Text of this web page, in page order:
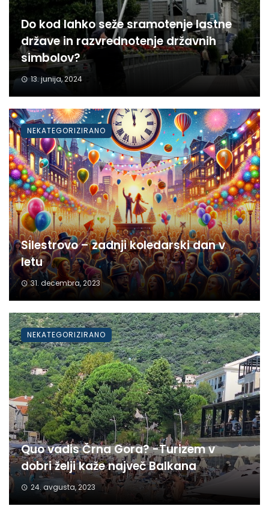
Do kod lahko seže sramotenje lastne
države in razvrednotenje državnih
simbolov?
13. junija, 2024
Silestrovo – zadnji koledarski dan v
letu
31. decembra, 2023
NEKATEGORIZIRANO
Quo vadis Črna Gora? -Turizem v
dobri želji kaže največ Balkana
24. avgusta, 2023
NEKATEGORIZIRANO